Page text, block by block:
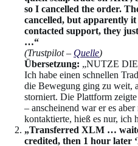
so I cancelled the order.
cancelled, but apparently
contacted support, they
…“
(Trustpilot – Quelle)
Übersetzung: „NUTZE
Ich habe einen schnellen
die Bewegung ging zu weit,
storniert. Die Plattform
– anscheinend war er es
kontaktierte, hieß es nur, ich
„Transferred XLM …
credited, then 1 hour later